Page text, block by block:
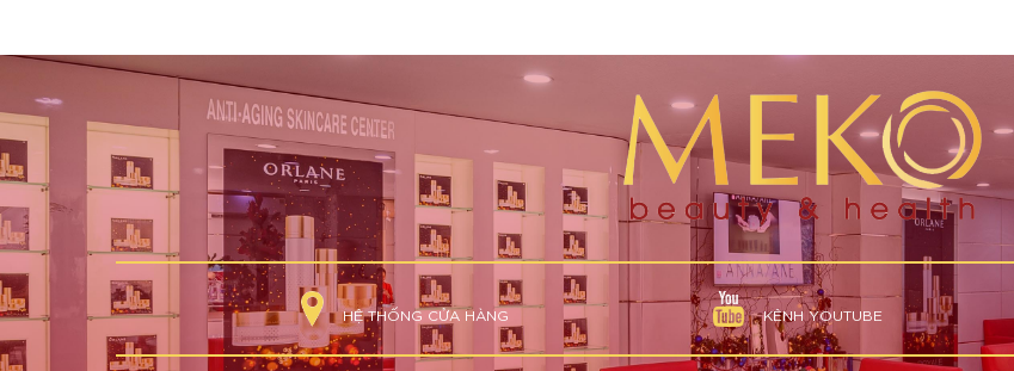
HỆ THỐNG CỬA HÀNG KÊNH YOUTUBE